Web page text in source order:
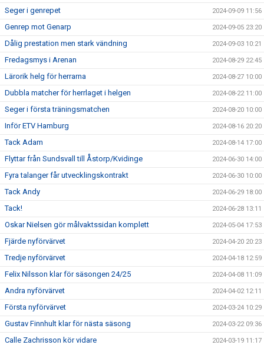
Seger i genrepet 2024-09-09 11:56
Genrep mot Genarp 2024-09-05 23:20
Dålig prestation men stark vändning 2024-09-03 10:21
Fredagsmys i Arenan 2024-08-29 22:45
Lärorik helg för herrarna 2024-08-27 10:00
Dubbla matcher för herrlaget i helgen 2024-08-22 11:00
Seger i första träningsmatchen 2024-08-20 10:00
Inför ETV Hamburg 2024-08-16 20:20
Tack Adam 2024-08-14 17:00
Flyttar från Sundsvall till Åstorp/Kvidinge 2024-06-30 14:00
Fyra talanger får utvecklingskontrakt 2024-06-30 10:00
Tack Andy 2024-06-29 18:00
Tack! 2024-06-28 13:11
Oskar Nielsen gör målvaktssidan komplett 2024-05-04 17:53
Fjärde nyförvärvet 2024-04-20 20:23
Tredje nyförvärvet 2024-04-18 12:59
Felix Nilsson klar för säsongen 24/25 2024-04-08 11:09
Andra nyförvärvet 2024-04-02 12:11
Första nyförvärvet 2024-03-24 10:29
Gustav Finnhult klar för nästa säsong 2024-03-22 09:36
Calle Zachrisson kör vidare 2024-03-19 11:17